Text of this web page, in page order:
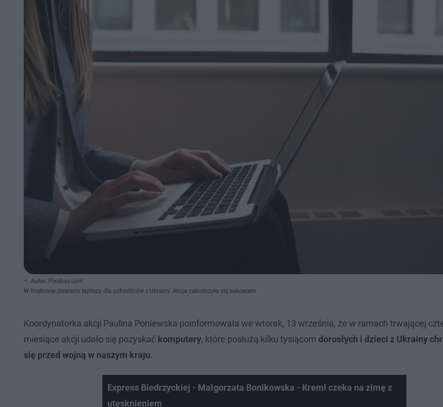
Autor: Pixabay.com
W Krakowie zbierano laptopy dla uchodźców z Ukrainy. Akcja zakończyła się sukcesem
Koordynatorka akcji Paulina Poniewska poinformowała we wtorek, 13 września, że w ramach trwającej
miesiące akcji udało się pozyskać komputery, które posłużą kilku tysiącom dorosłych i dzieci z Ukrainy
się przed wojną w naszym kraju.
Express Biedrzyckiej - Małgorzata Bonikowska - Kreml czeka na zimę z
utęsknieniem